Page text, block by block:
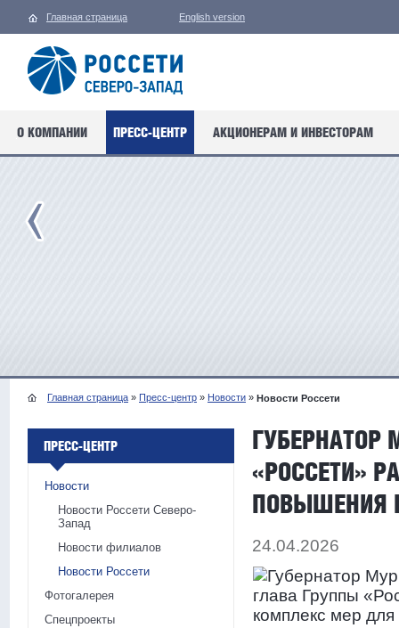
Главная страница English version
О КОМПАНИИ ПРЕСС-ЦЕНТР АКЦИОНЕРАМ И ИНВЕСТОРАМ
Главная страница » Пресс-центр » Новости » Новости Россети
ПРЕСС-ЦЕНТР
Новости
Новости Россети Северо-
Запад
Новости филиалов
Новости Россети
Фотогалерея
Спецпроекты
ГУБЕРНАТОР
«РОССЕТИ»
ПОВЫШЕНИЯ
24.04.2026